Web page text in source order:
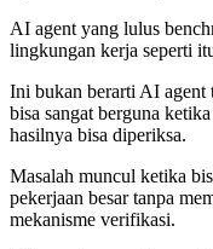
AI agent yang lulus
lingkungan kerja seperti
Ini bukan berarti AI agent
bisa sangat berguna
hasilnya bisa diperiksa.
Masalah muncul ketika
pekerjaan besar tanpa
mekanisme verifikasi.